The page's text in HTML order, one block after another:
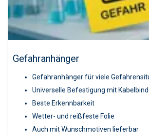
Gefahranhänger
Gefahranhänger für viele
Universelle Befestigung mit
Beste Erkennbarkeit
Wetter- und reißfeste Folie
Auch mit Wunschmotiven lieferbar